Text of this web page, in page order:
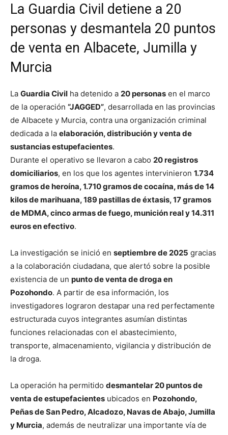
La Guardia Civil detiene a 20
personas y desmantela 20 puntos
de venta en Albacete, Jumilla y
Murcia
La Guardia Civil ha detenido a 20 personas en el marco
de la operación “JAGGED”, desarrollada en las provincias
de Albacete y Murcia, contra una organización criminal
dedicada a la elaboración, distribución y venta de
sustancias estupefacientes.
Durante el operativo se llevaron a cabo 20 registros
domiciliarios, en los que los agentes intervinieron 1.734
gramos de heroína, 1.710 gramos de cocaína, más de 14
kilos de marihuana, 189 pastillas de éxtasis, 17 gramos
de MDMA, cinco armas de fuego, munición real y 14.311
euros en efectivo.
La investigación se inició en septiembre de 2025 gracias
a la colaboración ciudadana, que alertó sobre la posible
existencia de un punto de venta de droga en
Pozohondo. A partir de esa información, los
investigadores lograron destapar una red perfectamente
estructurada cuyos integrantes asumían distintas
funciones relacionadas con el abastecimiento,
transporte, almacenamiento, vigilancia y distribución de
la droga.
La operación ha permitido desmantelar 20 puntos de
venta de estupefacientes ubicados en Pozohondo,
Peñas de San Pedro, Alcadozo, Navas de Abajo, Jumilla
y Murcia, además de neutralizar una importante vía de